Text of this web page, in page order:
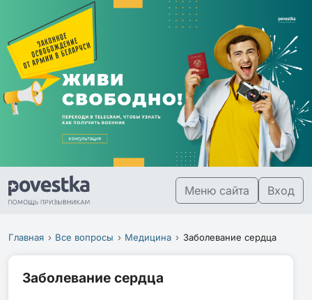
Меню сайта Вход
Главная Все вопросы Медицина Заболевание сердца
Заболевание сердца